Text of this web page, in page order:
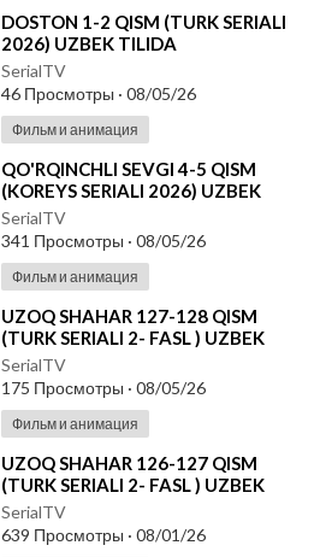
⁣DOSTON 1-2 QISM (TURK SERIALI
2026) UZBEK TILIDA
SerialTV
46 Просмотры · 08/05/26
Фильм и анимация
⁣⁣QO'RQINCHLI SEVGI 4-5 QISM
(KOREYS SERIALI 2026) UZBEK
TILIDA
SerialTV
341 Просмотры · 08/05/26
Фильм и анимация
⁣UZOQ SHAHAR 127-128 QISM
(TURK SERIALI 2- FASL ) UZBEK
TILIDA
SerialTV
175 Просмотры · 08/05/26
Фильм и анимация
⁣UZOQ SHAHAR 126-127 QISM
(TURK SERIALI 2- FASL ) UZBEK
TILIDA
SerialTV
639 Просмотры · 08/01/26